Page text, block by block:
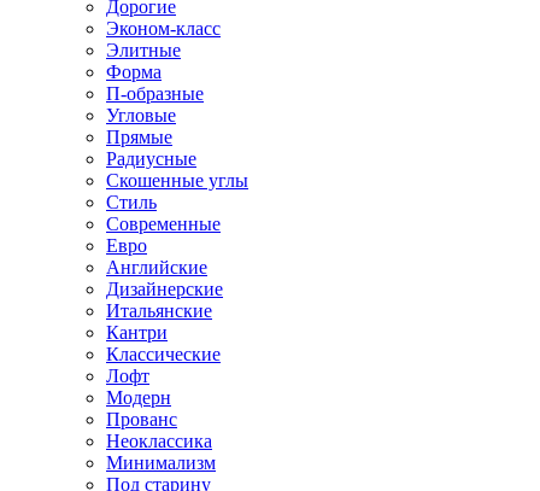
Дорогие
Эконом-класс
Элитные
Форма
П-образные
Угловые
Прямые
Радиусные
Скошенные углы
Стиль
Современные
Евро
Английские
Дизайнерские
Итальянские
Кантри
Классические
Лофт
Модерн
Прованс
Неоклассика
Минимализм
Под старину